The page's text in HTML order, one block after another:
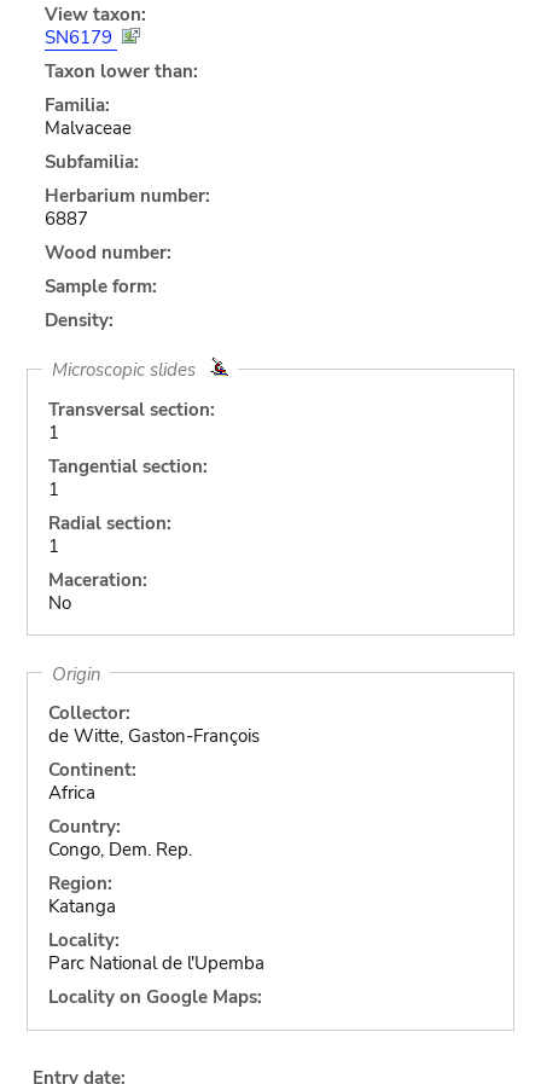
View taxon:
SN6179
Taxon lower than:
Familia:
Malvaceae
Subfamilia:
Herbarium number:
6887
Wood number:
Sample form:
Density:
Microscopic slides
Transversal section:
1
Tangential section:
1
Radial section:
1
Maceration:
No
Origin
Collector:
de Witte, Gaston-François
Continent:
Africa
Country:
Congo, Dem. Rep.
Region:
Katanga
Locality:
Parc National de l'Upemba
Locality on Google Maps:
Entry date: